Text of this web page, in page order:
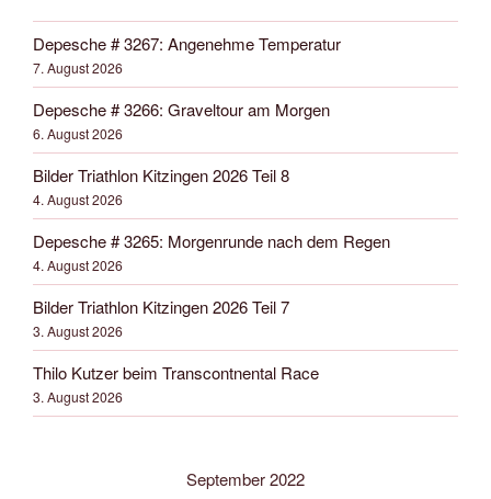
Depesche # 3267: Angenehme Temperatur
7. August 2026
Depesche # 3266: Graveltour am Morgen
6. August 2026
Bilder Triathlon Kitzingen 2026 Teil 8
4. August 2026
Depesche # 3265: Morgenrunde nach dem Regen
4. August 2026
Bilder Triathlon Kitzingen 2026 Teil 7
3. August 2026
Thilo Kutzer beim Transcontnental Race
3. August 2026
September 2022